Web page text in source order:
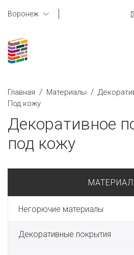
Воронеж
Главная / Материалы /
Под кожу
Декоративное
под кожу
Негорючие материалы
Декоративные покрытия